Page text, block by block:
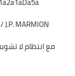
J.P. MARMION